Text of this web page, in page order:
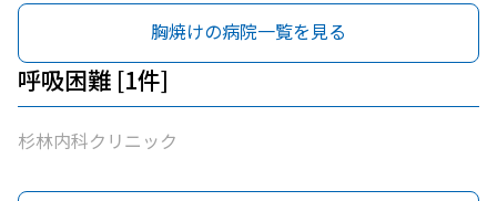
医療法人中田クリニック / 医療法人よしえクリニック / 西
沢クリニック / エイゼンクリニック / 大橋クリニック /
Ｍ’ｓクリニック / 虎谷診療所 / 杉林内科クリニック / 北浜
よしおか内科クリニック / 曲直部クリニック / 今泉医院 /
ＡＭＡＣｌｉｎｉｃ淡路町院 / 日本経済新聞社大阪本社診
胸焼けの病院一覧を見る
呼吸困難 [1件]
杉林内科クリニック